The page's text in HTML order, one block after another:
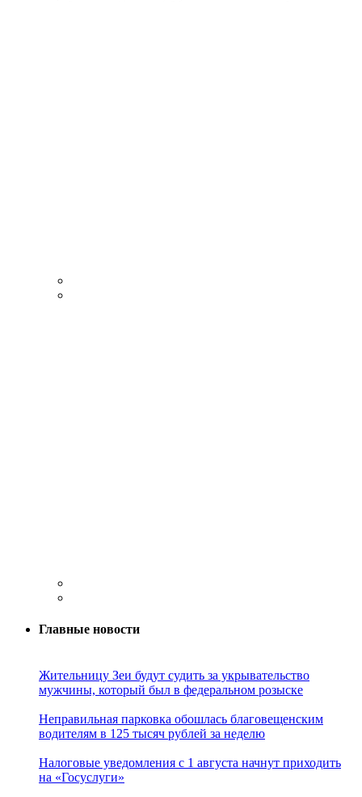
Главные новости
Жительницу Зеи будут судить за укрывательство
мужчины, который был в федеральном розыске
Неправильная парковка обошлась благовещенским
водителям в 125 тысяч рублей за неделю
Налоговые уведомления с 1 августа начнут приходить
на «Госуслуги»